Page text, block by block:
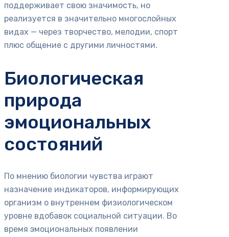
поддерживает свою значимость, но
реализуется в значительно многослойных
видах — через творчество, мелодии, спорт
плюс общение с другими личностями.
Биологическая
природа
эмоциональных
состояний
По мнению биологии чувства играют
назначение индикаторов, информирующих
организм о внутреннем физиологическом
уровне вдобавок социальной ситуации. Во
время эмоциональных появлении